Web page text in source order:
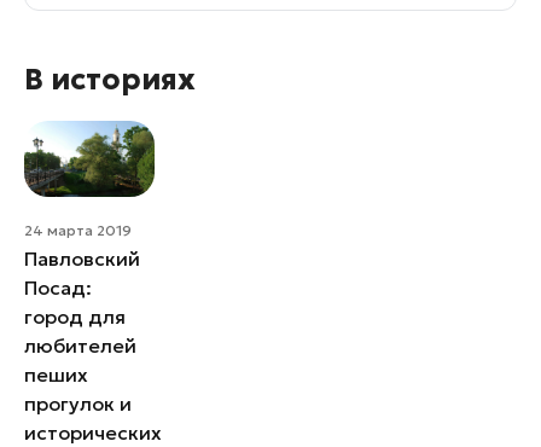
В историях
24 марта 2019
Павловский
Посад:
город для
любителей
пеших
прогулок и
исторических